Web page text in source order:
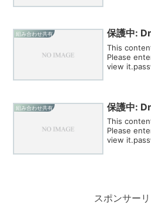
組み合わせ共有 保護中:
This
Please
view
組み合わせ共有 保護中:
This
Please
view
スポンサー